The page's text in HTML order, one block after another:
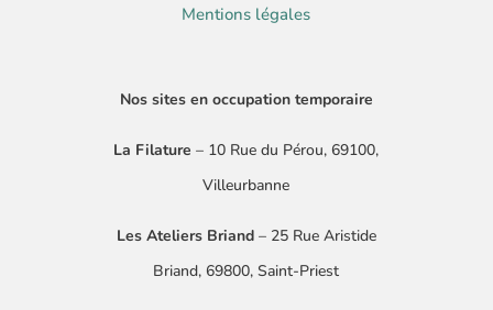
Mentions légales
Nos sites en occupation temporaire
La Filature – 10 Rue du Pérou, 69100,
Villeurbanne
Les Ateliers Briand– 25 Rue Aristide
Briand, 69800, Saint-Priest